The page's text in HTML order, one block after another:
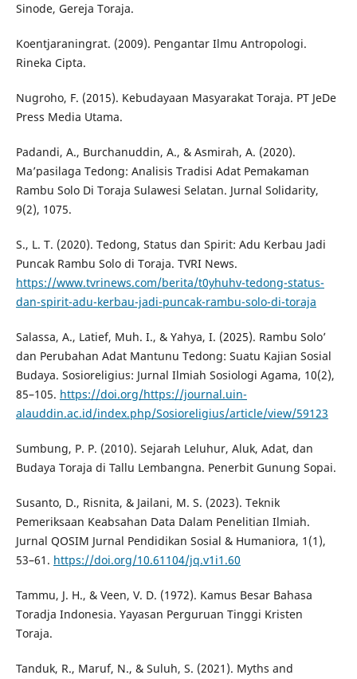
Sinode, Gereja Toraja.
Koentjaraningrat. (2009). Pengantar Ilmu Antropologi.
Rineka Cipta.
Nugroho, F. (2015). Kebudayaan Masyarakat Toraja. PT JeDe
Press Media Utama.
Padandi, A., Burchanuddin, A., & Asmirah, A. (2020).
Ma’pasilaga Tedong: Analisis Tradisi Adat Pemakaman
Rambu Solo Di Toraja Sulawesi Selatan. Jurnal Solidarity,
9(2), 1075.
S., L. T. (2020). Tedong, Status dan Spirit: Adu Kerbau Jadi
Puncak Rambu Solo di Toraja. TVRI News.
https://www.tvrinews.com/berita/t0yhuhv-tedong-status-
dan-spirit-adu-kerbau-jadi-puncak-rambu-solo-di-toraja
Salassa, A., Latief, Muh. I., & Yahya, I. (2025). Rambu Solo’
dan Perubahan Adat Mantunu Tedong: Suatu Kajian Sosial
Budaya. Sosioreligius: Jurnal Ilmiah Sosiologi Agama, 10(2),
85–105. https://doi.org/https://journal.uin-
alauddin.ac.id/index.php/Sosioreligius/article/view/59123
Sumbung, P. P. (2010). Sejarah Leluhur, Aluk, Adat, dan
Budaya Toraja di Tallu Lembangna. Penerbit Gunung Sopai.
Susanto, D., Risnita, & Jailani, M. S. (2023). Teknik
Pemeriksaan Keabsahan Data Dalam Penelitian Ilmiah.
Jurnal QOSIM Jurnal Pendidikan Sosial & Humaniora, 1(1),
53–61. https://doi.org/10.61104/jq.v1i1.60
Tammu, J. H., & Veen, V. D. (1972). Kamus Besar Bahasa
Toradja Indonesia. Yayasan Perguruan Tinggi Kristen
Toraja.
Tanduk, R., Maruf, N., & Suluh, S. (2021). Myths and